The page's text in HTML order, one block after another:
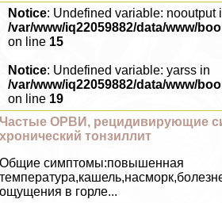
Notice: Undefined variable: nooutput
/var/www/iq22059882/data/www/
on line 15
Notice: Undefined variable: yarss in
/var/www/iq22059882/data/www/
on line 19
Частые ОРВИ, рецидивирующие
хронический тонзиллит
Общие симптомы:повышенная
ощущения в горле...